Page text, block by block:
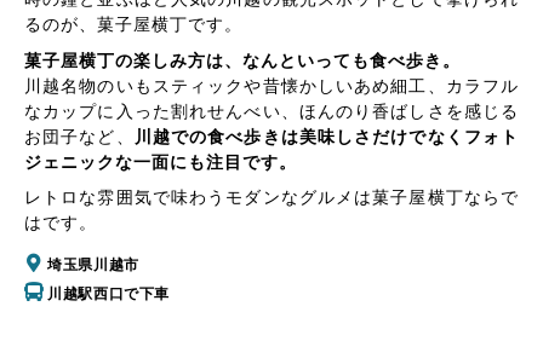
るのが、菓子屋横丁です。
菓子屋横丁の楽しみ方は、なんといっても食べ歩き。
川越名物のいもスティックや昔懐かしいあめ細工、カラフル
なカップに入った割れせんべい、ほんのり香ばしさを感じる
お団子など、
川越での食べ歩きは美味しさだけでなくフォト
ジェニックな一面にも注目です。
レトロな雰囲気で味わうモダンなグルメは菓子屋横丁ならで
はです。
埼玉県川越市
川越駅西口で下車